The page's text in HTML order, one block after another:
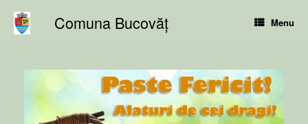
content
Comuna Bucovăț Menu